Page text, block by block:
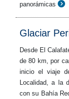
panorámicas
Glaciar
Desde El
de 80 km, por
inicio el viaje
Localidad, a la
con su Bahía